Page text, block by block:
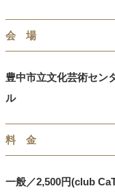
会 場
豊中市立文化芸術セン
ル
料 金
一般／2,500円(club